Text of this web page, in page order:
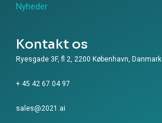
Nyheder
Kontakt os
Ryesgade 3F, fl 2, 2200 København, Danmark
+ 45 42 67 04 97
sales@2021.ai